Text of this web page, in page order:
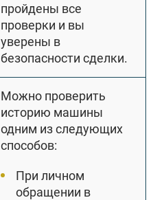
пройдены все
проверки и вы
уверены в
безопасности сделки.
Можно проверить
историю машины
одним из следующих
способов:
При личном
обращении в